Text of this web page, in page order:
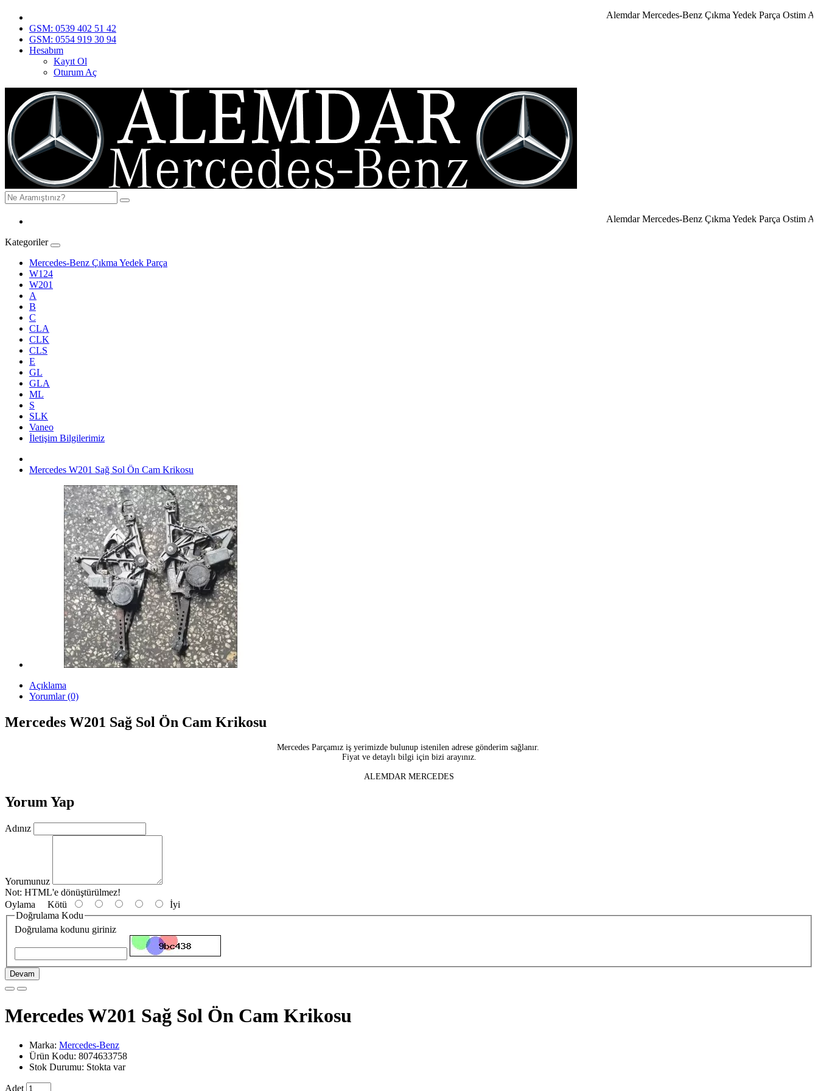
Alemdar Mercedes-Benz Çıkma Yedek Parça Ostim
GSM: 0539 402 51 42
GSM: 0554 919 30 94
Hesabım
Kayıt Ol
Oturum Aç
Alemdar Mercedes-Benz Çıkma Yedek Parça Ostim
Kategoriler
Mercedes-Benz Çıkma Yedek Parça
W124
W201
A
B
C
CLA
CLK
CLS
E
GL
GLA
ML
S
SLK
Vaneo
İletişim Bilgilerimiz
Mercedes W201 Sağ Sol Ön Cam Krikosu
Açıklama
Yorumlar (0)
Mercedes W201 Sağ Sol Ön Cam Krikosu
Mercedes Parçamız iş yerimizde bulunup istenilen adrese gönderim sağlanır.
Fiyat ve detaylı bilgi için bizi arayınız.
ALEMDAR MERCEDES
Yorum Yap
Adınız
Yorumunuz
Not: HTML'e dönüştürülmez!
Oylama Kötü
İyi
Doğrulama Kodu
Doğrulama kodunu giriniz
Devam
Mercedes W201 Sağ Sol Ön Cam Krikosu
Marka: Mercedes-Benz
Ürün Kodu: 8074633758
Stok Durumu: Stokta var
Adet